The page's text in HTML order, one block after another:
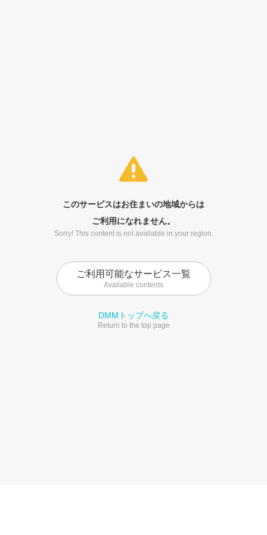
このサービスはお住まいの地域からは
ご利用になれません。
Sorry! This content is not available in your region.
ご利用可能なサービス一覧
Available contents
DMMトップへ戻る
Return to the top page